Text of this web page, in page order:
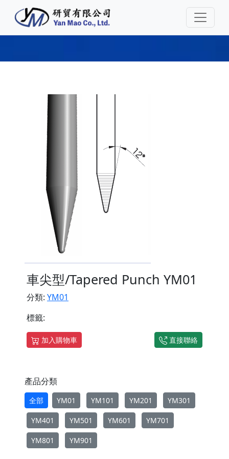
車尖型/Tapered Punch YM01
分類: YM01
標籤:
加入購物車 直接聯絡
產品分類
全部 YM01 YM101 YM201 YM301
YM401 YM501 YM601 YM701
YM801 YM901